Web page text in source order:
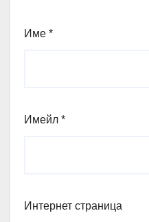
Име *
Имейл *
Интернет страница